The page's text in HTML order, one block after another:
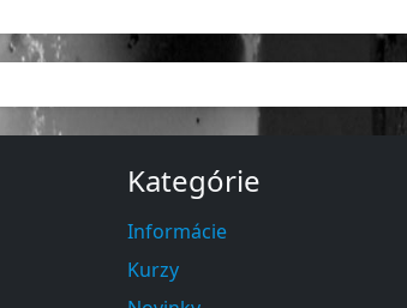
Kategórie
Informácie
Kurzy